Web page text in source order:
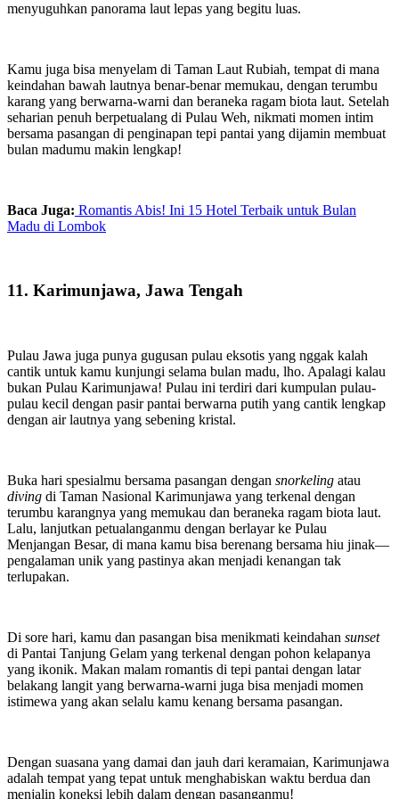
menyuguhkan panorama laut lepas yang begitu luas.
Kamu juga bisa menyelam di Taman Laut Rubiah, tempat di mana
keindahan bawah lautnya benar-benar memukau, dengan terumbu
karang yang berwarna-warni dan beraneka ragam biota laut. Setelah
seharian penuh berpetualang di Pulau Weh, nikmati momen intim
bersama pasangan di penginapan tepi pantai yang dijamin membuat
bulan madumu makin lengkap!
Baca Juga: Romantis Abis! Ini 15 Hotel Terbaik untuk Bulan
Madu di Lombok
11. Karimunjawa, Jawa Tengah
Pulau Jawa juga punya gugusan pulau eksotis yang nggak kalah
cantik untuk kamu kunjungi selama bulan madu, lho. Apalagi kalau
bukan Pulau Karimunjawa! Pulau ini terdiri dari kumpulan pulau-
pulau kecil dengan pasir pantai berwarna putih yang cantik lengkap
dengan air lautnya yang sebening kristal.
Buka hari spesialmu bersama pasangan dengan snorkeling atau
diving di Taman Nasional Karimunjawa yang terkenal dengan
terumbu karangnya yang memukau dan beraneka ragam biota laut.
Lalu, lanjutkan petualanganmu dengan berlayar ke Pulau
Menjangan Besar, di mana kamu bisa berenang bersama hiu jinak—
pengalaman unik yang pastinya akan menjadi kenangan tak
terlupakan.
Di sore hari, kamu dan pasangan bisa menikmati keindahan sunset
di Pantai Tanjung Gelam yang terkenal dengan pohon kelapanya
yang ikonik. Makan malam romantis di tepi pantai dengan latar
belakang langit yang berwarna-warni juga bisa menjadi momen
istimewa yang akan selalu kamu kenang bersama pasangan.
Dengan suasana yang damai dan jauh dari keramaian, Karimunjawa
adalah tempat yang tepat untuk menghabiskan waktu berdua dan
menjalin koneksi lebih dalam dengan pasanganmu!